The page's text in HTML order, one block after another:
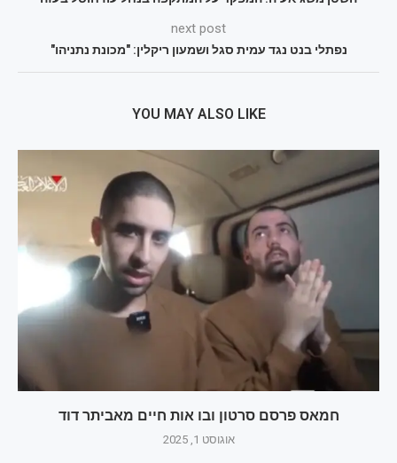
next post
נפתלי בנט נגד עמית סגל ושמעון ריקלין: "מכונת נתניהו"
YOU MAY ALSO LIKE
חמאס פרסם סרטון ובו אות חיים מאביתר דוד
אוגוסט 1, 2025